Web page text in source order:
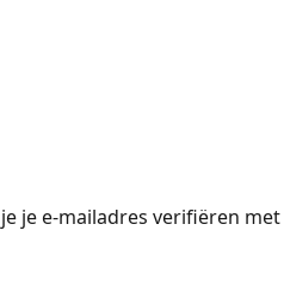
je e-mailadres verifiëren met